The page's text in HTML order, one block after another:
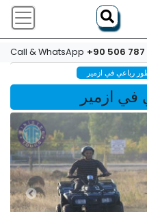
Call & WhatsApp +90 506 787
رباعي في ازمیر
في ازمیر